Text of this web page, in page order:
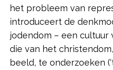
het probleem van
introduceert de
jodendom – een cultuur
die van het
beeld, te onderzoeken